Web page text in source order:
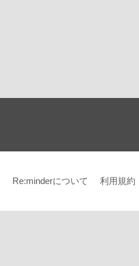
Re:minderについて 利用規約